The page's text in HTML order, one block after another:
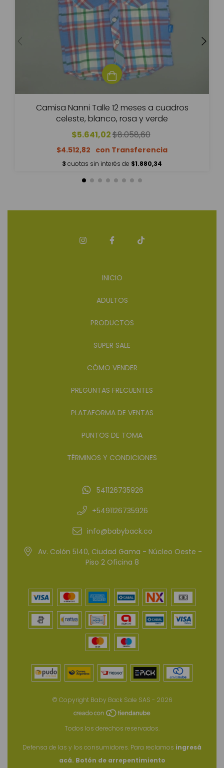
Camisa Nanni Talle 12 meses a cuadros
celeste, blanco, rosa y verde
$5.641,02$8.058,60
$4.512,82
3 cuotas sin interés de $1.880,34
INICIO
ADULTOS
PRODUCTOS
SUPER SALE
CÓMO VENDER
PREGUNTAS FRECUENTES
PLATAFORMA DE VENTAS
PUNTOS DE TOMA
TÉRMINOS Y CONDICIONES
541126735926
+5491126735926
info@babyback.co
Av. Colón 5140, Ciudad Gama - Núcleo Oeste -
Piso 2 Oficina 8
© Copyright Baby Back Sale SAS - 2026
Todos los derechos reservados.
Defensa de las y los consumidores. Para reclamos ingresá
acá. Botón de arrepentimiento